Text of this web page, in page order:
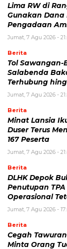
Lima RW di
Gunakan Dana
Pengadaan
Jumat, 7 Agu 2026 -
Berita
Tol Sawangan-
Salabenda
Terhubung
Jumat, 7 Agu 2026 -
Berita
Minat Lansia
Duser Terus
167 Peserta
Jumat, 7 Agu 2026 -
Berita
DLHK Depok
Penutupan
Operasional
Jumat, 7 Agu 2026 -
Berita
Cegah
Minta Orang